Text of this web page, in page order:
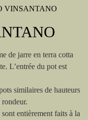
VINSANTANO
de jarre en terra cotta
L’entrée du pot est
similaires de hauteurs
entièrement faits à la